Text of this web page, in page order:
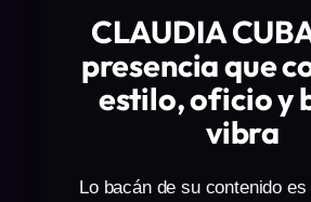
CLAUDIA
presencia que
estilo, oficio y
vibra
Lo bacán de su contenido